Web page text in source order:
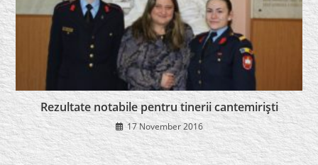
Rezultate notabile pentru tinerii cantemirişti
17 November 2016